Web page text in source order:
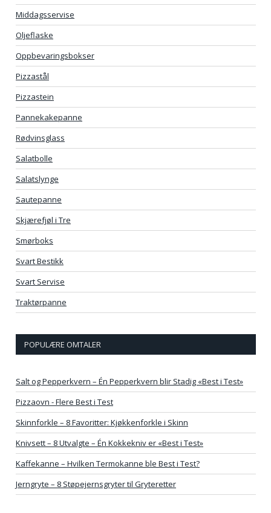
Middagsservise
Oljeflaske
Oppbevaringsbokser
Pizzastål
Pizzastein
Pannekakepanne
Rødvinsglass
Salatbolle
Salatslynge
Sautepanne
Skjærefjøl i Tre
Smørboks
Svart Bestikk
Svart Servise
Traktørpanne
POPULÆRE OMTALER
Salt og Pepperkvern – Én Pepperkvern blir Stadig «Best i Test»
Pizzaovn - Flere Best i Test
Skinnforkle – 8 Favoritter: Kjøkkenforkle i Skinn
Knivsett – 8 Utvalgte – Én Kokkekniv er «Best i Test»
Kaffekanne – Hvilken Termokanne ble Best i Test?
Jerngryte – 8 Støpejernsgryter til Gryteretter